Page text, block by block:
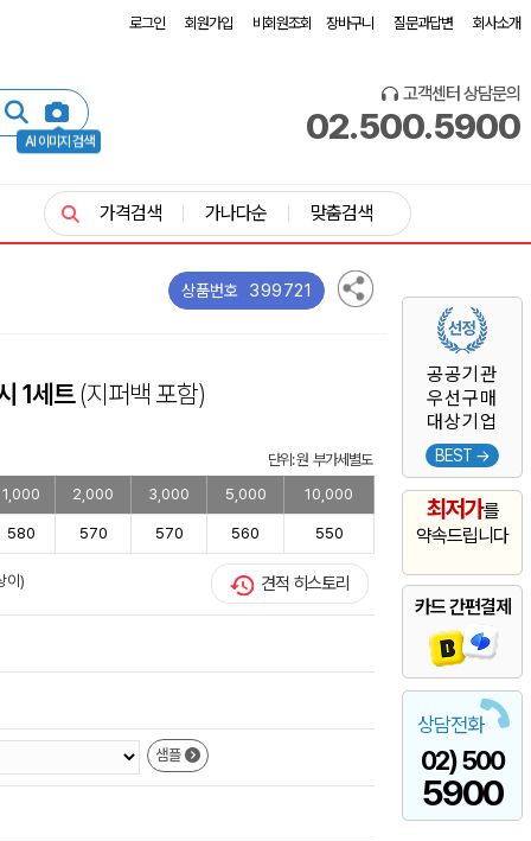
로그인 회원가입 비회원조회 장바구니 질문과답변 회사소개
AI 이미지 검색
고객센터 상담문의
02.500.5900
공공기관
우선구매
대상기업
BEST →
최저가를
약속드립니다
카드 간편결제
상담전화
02) 500
5900
가격검색 가나다순 맞춤검색
상품번호 399721
1세트(지퍼백 포함)
단위: 원 부가세별도
1,000
2,000 3,000 5,000 10,000
580 570 570 560 550
이) 견적 히스토리
샘플